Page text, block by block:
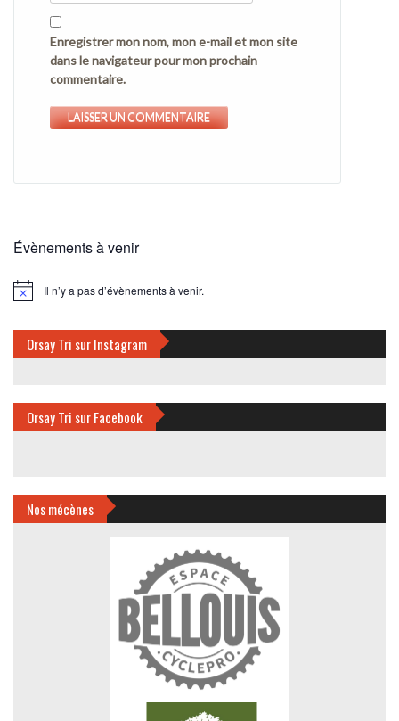
Enregistrer mon nom, mon e-mail et mon site
dans le navigateur pour mon prochain
commentaire.
Évènements à venir
Notice Il n’y a pas d’évènements à venir.
Orsay Tri sur Instagram
Orsay Tri sur Facebook
Nos mécènes